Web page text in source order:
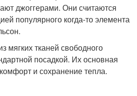
джоггерами. Они считаются
популярного когда-то элемента
мягких тканей свободного
посадкой. Их основная
и сохранение тепла.